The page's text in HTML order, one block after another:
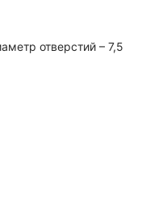
отверстий – 7,5